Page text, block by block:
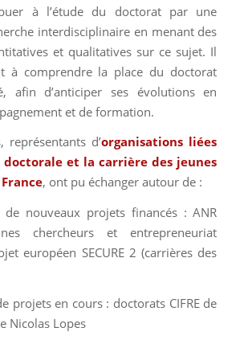
à l’étude du doctorat par une
interdisciplinaire en menant des
et qualitatives sur ce sujet. Il
à comprendre la place du doctorat
afin d’anticiper ses évolutions en
et de formation.
représentants d’organisations liées
et la carrière des jeunes
, ont pu échanger autour de :
de nouveaux projets financés : ANR
chercheurs et entrepreneuriat
européen SECURE 2 (carrières des
projets en cours : doctorats CIFRE de
Nicolas Lopes